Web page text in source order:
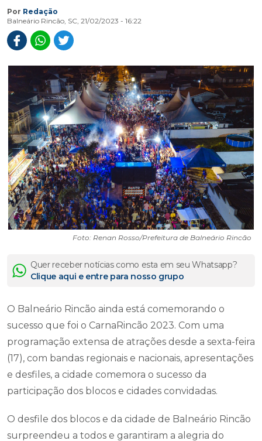
Por Redação
Balneário Rincão, SC, 21/02/2023 - 16:22
Foto: Renan Rosso/Prefeitura de Balneário Rincão
Quer receber notícias como esta em seu Whatsapp?
Clique aqui e entre para nosso grupo
O Balneário Rincão ainda está comemorando o
sucesso que foi o CarnaRincão 2023. Com uma
programação extensa de atrações desde a sexta-feira
(17), com bandas regionais e nacionais, apresentações
e desfiles, a cidade comemora o sucesso da
participação dos blocos e cidades convidadas.
O desfile dos blocos e da cidade de Balneário Rincão
surpreendeu a todos e garantiram a alegria do